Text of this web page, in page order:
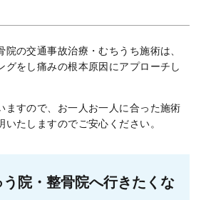
院の交通事故治療・むちうち施術は、
グをし痛みの根本原因にアプローチし
ますので、お一人お一人に合った施術
たしますのでご安心ください。
院・整骨院へ行きたくな